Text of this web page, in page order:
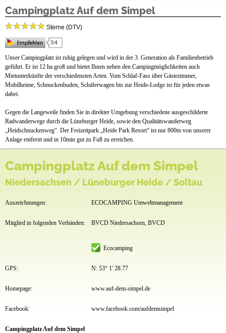
Platzdaten
Stellplätze
Mietobjekte
Preise & Prospekte
Anfahrt
Videos
News
Campingplatz Auf dem Simpel
Sterne (DTV)
Unser Campingplatz ist ruhig gelegen und wird in der 3. Generation als Familienbetrieb
geführt. Er ist 12 ha groß und bietet Ihnen neben den Campingmöglichkeiten auch
Mietunterkünfte der verschiedensten Arten. Vom Schlaf-Fass über Gästezimmer,
Mobilheime, Schnuckenbuden, Schäferwagen bis zur Heide-Lodge ist für jeden etwas
dabei.
Gegen die Langeweile finden Sie in direkter Umgebung verschiedene ausgeschilderte
Radwanderwege durch die Lüneburger Heide, sowie den Qualitätswanderweg
„Heidschnuckenweg“. Der Freizeitpark „Heide Park Resort“ ist nur 800m von unserer
Anlage entfernt und in 10min gut zu Fuß zu erreichen.
Campingplatz Auf dem Simpel
Niedersachsen / Lüneburger Heide / Soltau
Auszeichnungen: ECOCAMPING Umweltmanagement
Mitglied in folgenden Verbänden: BVCD Niedersachsen, BVCD
Ecocamping
GPS: N: 53° 1' 28.77
Homepage: www.auf-dem-simpel.de
Facebook: www.facebook.com/aufdemsimpel
Campingplatz Auf dem Simpel